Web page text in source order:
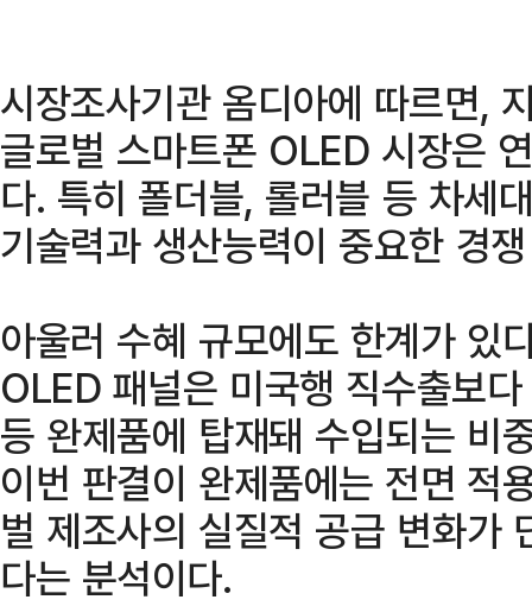
시장조사기관 옴디아에 따르면,
글로벌 스마트폰 OLED 시장은
다. 특히 폴더블, 롤러블 등 차세
기술력과 생산능력이 중요한 경
아울러 수혜 규모에도 한계가 있
OLED 패널은 미국행 직수출보
등 완제품에 탑재돼 수입되는 비
이번 판결이 완제품에는 전면 적
벌 제조사의 실질적 공급 변화가
다는 분석이다.